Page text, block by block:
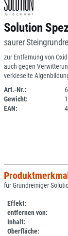
Solution
saurer
zur Entfernung von
auch gegen
verkieselte
Art.-Nr.:
Gewicht:
EAN:
für Grundreiniger
Effekt:
entfernen von:
Inhalt:
Oberfläche: